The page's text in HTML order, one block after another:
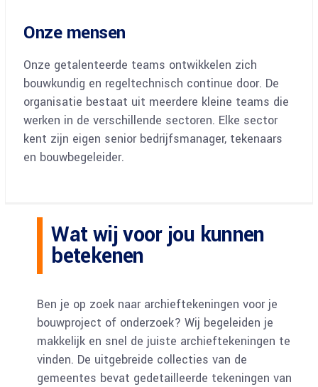
Onze mensen
Onze getalenteerde teams ontwikkelen zich
bouwkundig en regeltechnisch continue door. De
organisatie bestaat uit meerdere kleine teams die
werken in de verschillende sectoren. Elke sector
kent zijn eigen senior bedrijfsmanager, tekenaars
en bouwbegeleider.
Wat wij voor jou kunnen
betekenen
Ben je op zoek naar archieftekeningen voor je
bouwproject of onderzoek? Wij begeleiden je
makkelijk en snel de juiste archieftekeningen te
vinden. De uitgebreide collecties van de
gemeentes bevat gedetailleerde tekeningen van